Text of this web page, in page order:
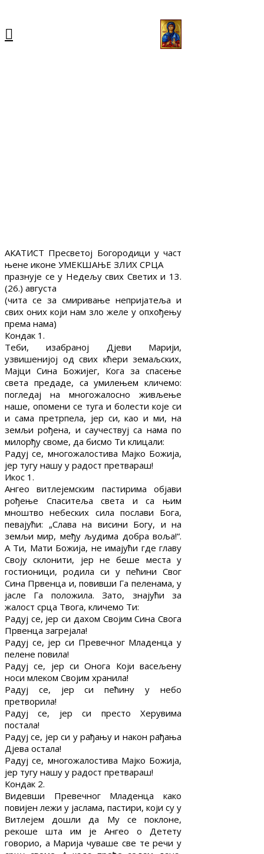
АКАТИСТ Пресветој Богородици у част
њене иконе УМЕКШАЊЕ ЗЛИХ СРЦА
празнује се у Недељу свих Светих и 13.
(26.) августа
(чита се за смиривање непријатеља и
свих оних који нам зло желе у опхођењу
према нама)
Кондак 1.
Теби, изабраној Дјеви Марији,
узвишенијој од свих кћери земаљских,
Мајци Сина Божијег, Кога за спасење
света предаде, са умилењем кличемо:
погледај на многожалосно живљење
наше, опомени се туга и болести које си
и сама претрпела, јер си, као и ми, на
земљи рођена, и саучествуј са нама по
милорђу своме, да бисмо Ти клицали:
Радуј се, многожалостива Мајко Божија,
јер тугу нашу у радост претвараш!
Икос 1.
Ангео витлејемским пастирима објави
рођење Спаситеља света и са њим
мноштво небеских сила послави Бога,
певајући: „Слава на висини Богу, и на
земљи мир, међу људима добра воља!“.
А Ти, Мати Божија, не имајући где главу
Своју склонити, јер не беше места у
гостионици, родила си у пећини Свог
Сина Првенца и, повивши Га пеленама, у
јасле Га положила. Зато, знајући за
жалост срца Твога, кличемо Ти:
Радуј се, јер си дахом Својим Сина Свога
Првенца загрејала!
Радуј се, јер си Превечног Младенца у
пелене повила!
Радуј се, јер си Онога Који васељену
носи млеком Својим хранила!
Радуј се, јер си пећину у небо
претворила!
Радуј се, јер си престо Херувима
постала!
Радуј се, јер си у рађању и након рађања
Дјева остала!
Радуј се, многожалостива Мајко Божија,
јер тугу нашу у радост претвараш!
Кондак 2.
Видевши Превечног Младенца како
повијен лежи у јаслама, пастири, који су у
Витлејем дошли да Му се поклоне,
рекоше шта им је Ангео о Детету
говорио, а Марија чуваше све те речи у